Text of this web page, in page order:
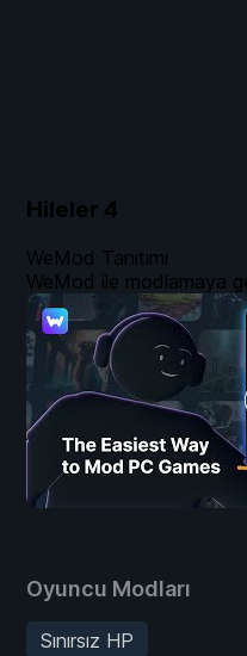
Hileler 4
Oyuncu Modları
Sınırsız HP
WeMod Tanıtımı
WeMod ile modlamaya